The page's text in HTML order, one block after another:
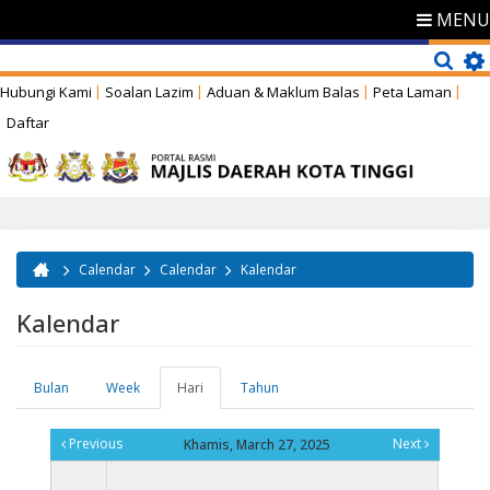
MENU
Hubungi Kami Soalan Lazim Aduan & Maklum Balas
Peta Laman
Daftar
Anda di sini
Calendar Calendar Kalendar
Kalendar
Tab-tab utama
Bulan Week Hari
aktif)
Tahun
Previous Khamis, March 27, 2025 Next